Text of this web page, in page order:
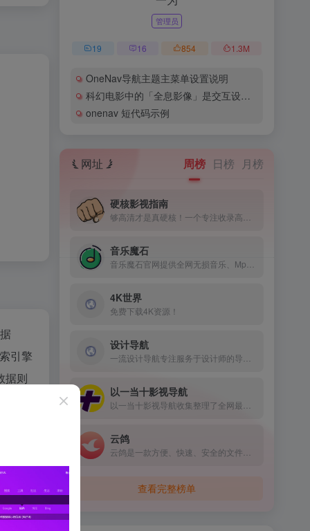
引擎
据则
为导
管理员
19 16 854 1.3M
OneNav导航主题主菜单设置说明
科幻电影中的「全息影像」是交互设计的未来么？
onenav 短代码示例
网址 周榜 日榜 月榜
硬核影视指南
音乐魔石
4K世界
免费下载4K资源！
设计导航
以一当十影视导航
云鸽
查看完整榜单